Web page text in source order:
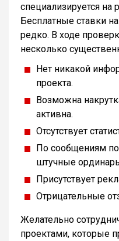
специализируется
Бесплатные ставки
редко. В ходе
несколько
Нет никакой
проекта.
Возможна
активна.
Отсутствует
По сообщениям
штучные
Присутствует
Отрицательные
Желательно
проектами, которые